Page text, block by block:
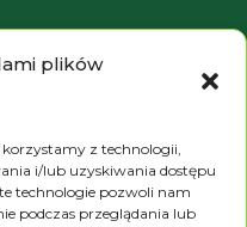
plików
z technologii,
i/lub uzyskiwania dostępu
technologie pozwoli nam
podczas przeglądania lub